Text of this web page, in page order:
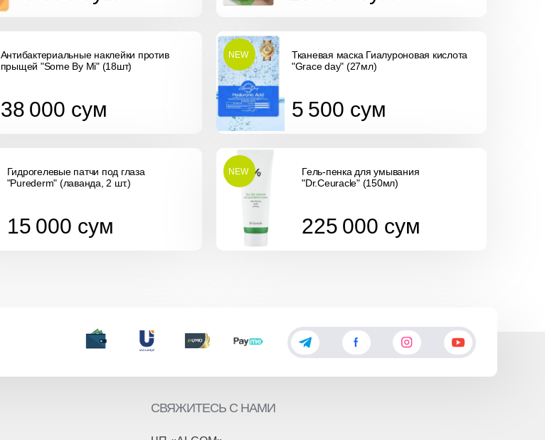
Антибактериальные наклейки против
прыщей "Some By Mi" (18шт)
38 000 сум
Тканевая маска Гиалуроновая кислота
"Grace day" (27мл)
5 500 сум
NEW
Гидрогелевые патчи под глаза
"Purederm" (лаванда, 2 шт.)
15 000 сум
Гель-пенка для умывания
"Dr.Ceuracle" (150мл)
225 000 сум
NEW
СВЯЖИТЕСЬ С НАМИ